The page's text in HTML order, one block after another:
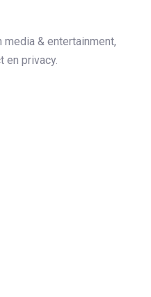
& entertainment,
en privacy.